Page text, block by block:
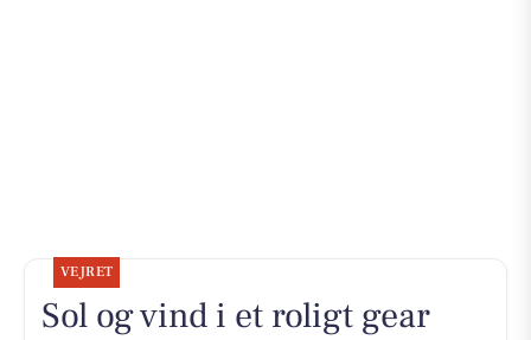
VEJRET
Sol og vind i et roligt gear